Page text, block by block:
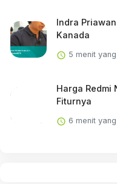
Indra
Kanada
5 menit
Harga Redmi
Fiturnya
6 menit